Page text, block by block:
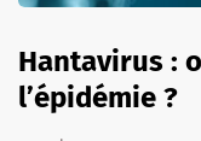
Hantavirus :
l’épidémie ?